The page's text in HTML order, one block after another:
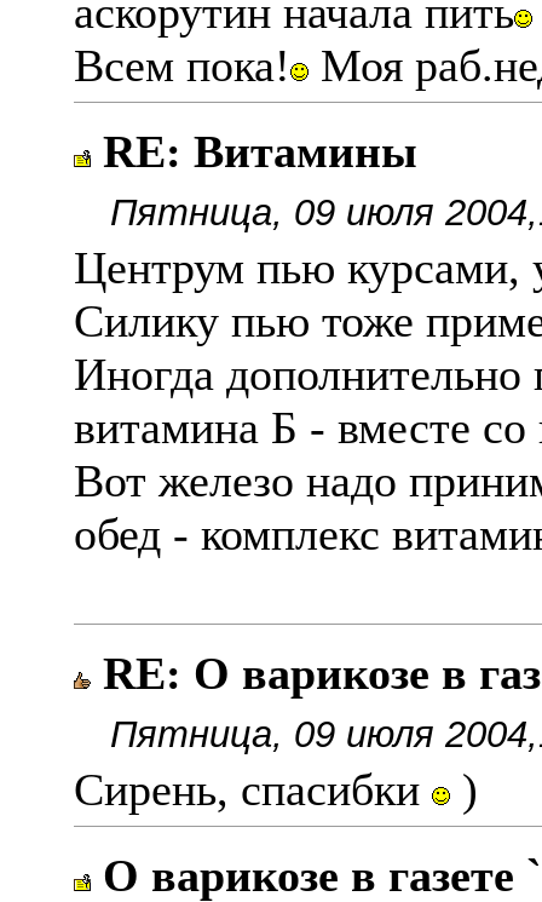
аскорутин начала пить
Всем пока!
Моя
RE: Витамины
Пятница, 09 июля
Центрум пью курсами,
Силику пью тоже
Иногда
витамина Б - вместе со
Вот железо надо
обед - комплекс
RE: О варикозе в
Пятница, 09 июля
Сирень, спасибки
)
О варикозе в